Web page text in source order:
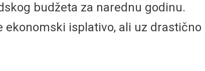
budžeta za narednu godinu.
isplativo, ali uz